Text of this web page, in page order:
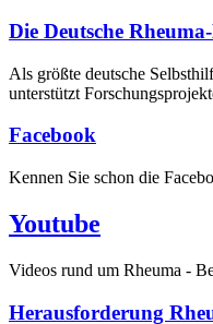
Die Deutsche
Als größte deutsche
unterstützt
Facebook
Kennen Sie schon die
Youtube
Videos rund um Rheuma -
Herausforderung